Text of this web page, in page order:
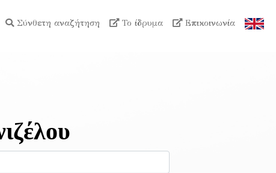
Σύνθετη αναζήτηση Το ίδρυμα Επικοινωνία